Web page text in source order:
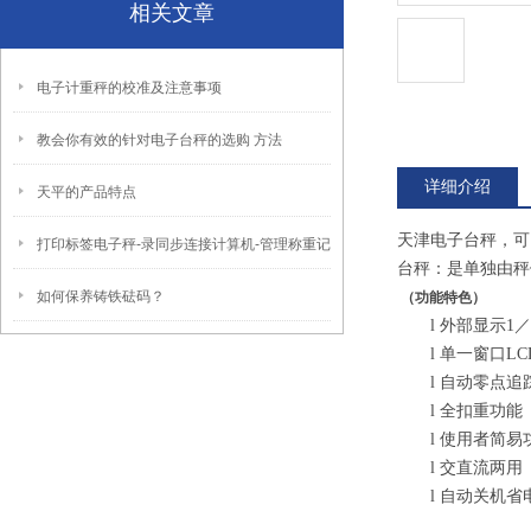
相关文章
电子计重秤的校准及注意事项
教会你有效的针对电子台秤的选购 方法
天平的产品特点
打印标签电子秤-录同步连接计算机-管理称重记
如何保养铸铁砝码？
详细介绍
天津电子台秤，
台秤：是单独由
（功能特色）
l 外部显示1
l 单一窗口
l 自动零点追
l 全扣重功能
l 使用者简易
l 交直流两用
l 自动关机省